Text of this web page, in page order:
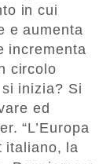
in cui
e aumenta
incrementa
circolo
inizia? Si
ed
“L’Europa
italiano, la